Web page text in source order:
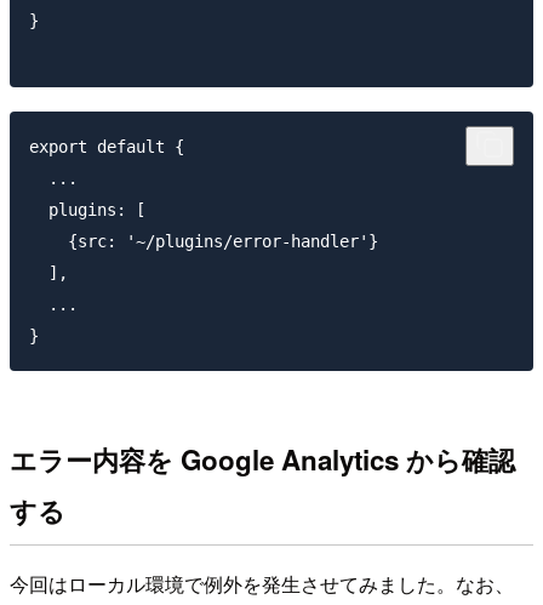
}
export default {
  ...
  plugins: [
    {src: '~/plugins/error-handler'}
  ],
  ...
エラー内容を Google Analytics から確認
する
今回はローカル環境で例外を発生させてみました。なお、